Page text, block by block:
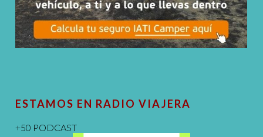
ESTAMOS EN RADIO VIAJERA
+50 PODCAST